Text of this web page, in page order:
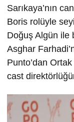
Sarıkaya’nın
Boris rolüyle
Doğuş Algün ile
Asghar
Punto’dan
cast